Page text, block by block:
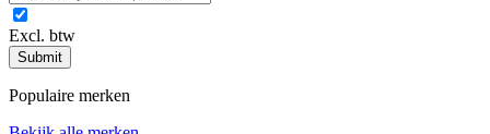
Excl. btw
Submit
Populaire merken